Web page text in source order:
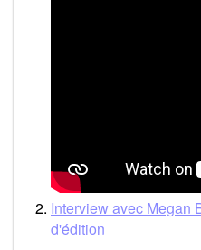
Interview avec Megan
d'édition